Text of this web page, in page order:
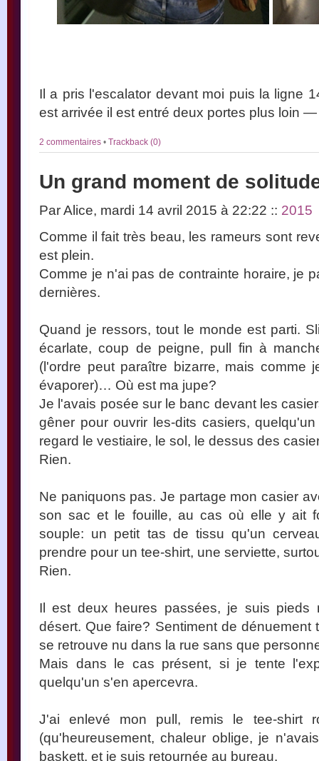
Il a pris l'escalator devant moi puis la ligne
est arrivée il est entré deux portes plus loin
2 commentaires • Trackback (0)
Un grand moment de
Par Alice, mardi 14 avril 2015 à 22:22 :: 2015
Comme il fait très beau, les rameurs sont
est plein.
Comme je n'ai pas de contrainte horaire, je
dernières.
Quand je ressors, tout le monde est parti.
écarlate, coup de peigne, pull fin à
(l'ordre peut paraître bizarre, mais comme
évaporer)… Où est ma jupe?
Je l'avais posée sur le banc devant les
gêner pour ouvrir les-dits casiers,
regard le vestiaire, le sol, le dessus des
Rien.
Ne paniquons pas. Je partage mon casier
son sac et le fouille, au cas où elle y ait
souple: un petit tas de tissu qu'un
prendre pour un tee-shirt, une serviette,
Rien.
Il est deux heures passées, je suis pieds
désert. Que faire? Sentiment de
se retrouve nu dans la rue sans que
Mais dans le cas présent, si je tente
quelqu'un s'en apercevra.
J'ai enlevé mon pull, remis le tee-shirt
(qu'heureusement, chaleur oblige, je
baskett, et je suis retournée au bureau.